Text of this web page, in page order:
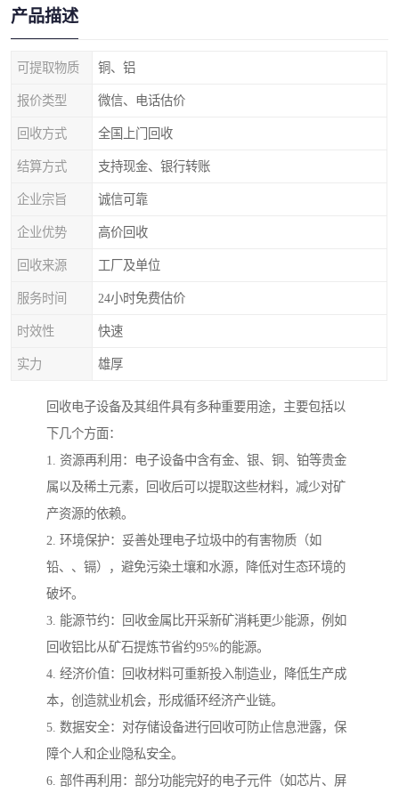
产品描述
可提取物质 铜、铝
报价类型 微信、电话估价
回收方式 全国上门回收
结算方式 支持现金、银行转账
企业宗旨 诚信可靠
企业优势 高价回收
回收来源 工厂及单位
服务时间 24小时免费估价
时效性 快速
实力 雄厚
回收电子设备及其组件具有多种重要用途，主要包括以
下几个方面：
1. 资源再利用：电子设备中含有金、银、铜、铂等贵金
属以及稀土元素，回收后可以提取这些材料，减少对矿
产资源的依赖。
2. 环境保护：妥善处理电子垃圾中的有害物质（如
铅、、镉），避免污染土壤和水源，降低对生态环境的
破坏。
3. 能源节约：回收金属比开采新矿消耗更少能源，例如
回收铝比从矿石提炼节省约95%的能源。
4. 经济价值：回收材料可重新投入制造业，降低生产成
本，创造就业机会，形成循环经济产业链。
5. 数据安全：对存储设备进行回收可防止信息泄露，保
障个人和企业隐私安全。
6. 部件再利用：部分功能完好的电子元件（如芯片、屏